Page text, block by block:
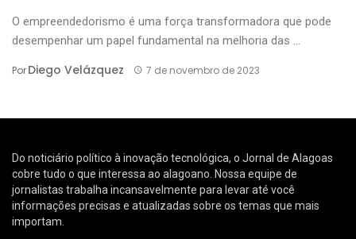
O empreendedorismo é uma força transformadora que pode
desempenhar um papel fundamental na melhoria das ...
PorDiego Velázquez 7 de novembro de 2023
Do noticiário político à inovação tecnológica, o Jornal de Alagoas
cobre tudo o que interessa ao alagoano. Nossa equipe de
jornalistas trabalha incansavelmente para levar até você
informações precisas e atualizadas sobre os temas que mais
importam.